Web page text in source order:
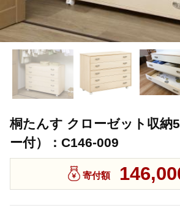
桐たんす クローゼット収納
ー付）：C146-009
寄付額